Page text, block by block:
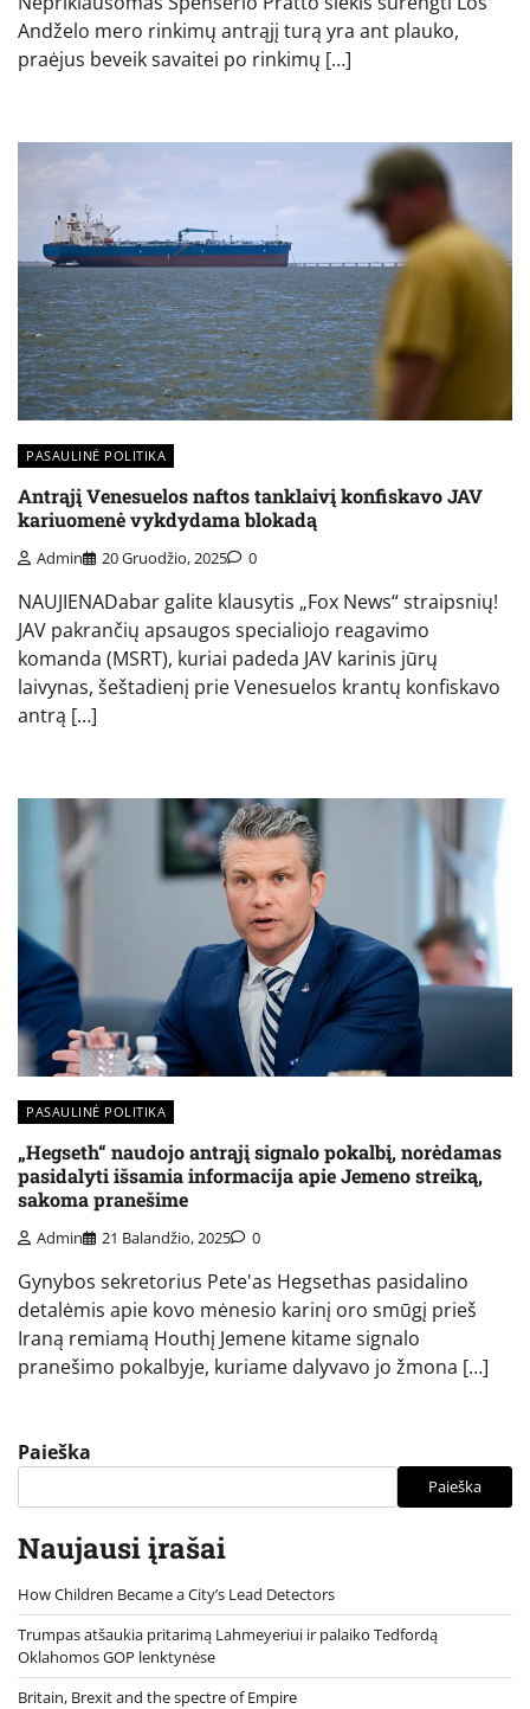
Andželo mero rinkimų antrąjį turą yra ant plauko,
praėjus beveik savaitei po rinkimų […]
PASAULINĖ POLITIKA
Antrąjį Venesuelos naftos tanklaivį konfiskavo JAV
kariuomenė vykdydama blokadą
Admin 20 Gruodžio, 2025 0
NAUJIENADabar galite klausytis „Fox News“ straipsnių!
JAV pakrančių apsaugos specialiojo reagavimo
komanda (MSRT), kuriai padeda JAV karinis jūrų
laivynas, šeštadienį prie Venesuelos krantų konfiskavo
antrą […]
PASAULINĖ POLITIKA
„Hegseth“ naudojo antrąjį signalo pokalbį, norėdamas
pasidalyti išsamia informacija apie Jemeno streiką,
sakoma pranešime
Admin 21 Balandžio, 2025 0
Gynybos sekretorius Pete'as Hegsethas pasidalino
detalėmis apie kovo mėnesio karinį oro smūgį prieš
Iraną remiamą Houthį Jemene kitame signalo
pranešimo pokalbyje, kuriame dalyvavo jo žmona […]
Paieška
Paieška
Naujausi įrašai
How Children Became a City’s Lead Detectors
Trumpas atšaukia pritarimą Lahmeyeriui ir palaiko Tedfordą
Oklahomos GOP lenktynėse
Britain, Brexit and the spectre of Empire